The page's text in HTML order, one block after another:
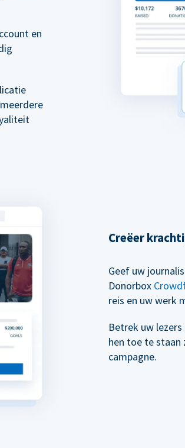
en
Creëer
Geef uw
Donorbox
reis en uw werk
Betrek uw
hen toe te staan
campagne.